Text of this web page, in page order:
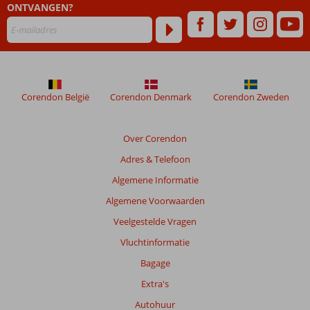
ouder
48
worden
niet
ONTVANGEN?
Over Corendon
Adres & Telefoon
Algemene Informatie
Algemene Voorwaarden
Veelgestelde Vragen
Vluchtinformatie
Bagage
Extra's
Autohuur
Corendon België Corendon Denmark Corendon Zweden